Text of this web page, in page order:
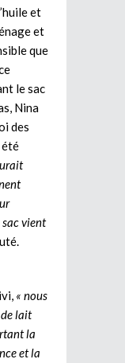
et
et
que
le sac
Nina
des
été
sac vient
« nous
lait
la
et la